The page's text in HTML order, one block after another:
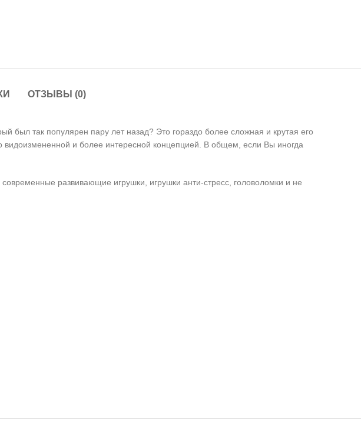
ОТЗЫВЫ (0)
был так популярен пару лет назад? Это гораздо более сложная и крутая его
видоизмененной и более интересной концепцией. В общем, если Вы иногда
развивающие игрушки, игрушки анти-стресс, головоломки и не